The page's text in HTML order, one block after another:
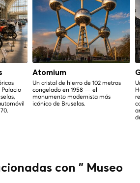
Atomium
Un cristal de hierro de 102 metros
congelado en 1958 — el
monumento modernista más
icónico de Bruselas.
con " Museo